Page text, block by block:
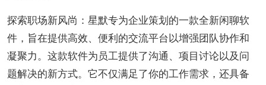
探索职场新风尚：星默专为企业策划的一款全新闲聊软
件，旨在提供高效、便利的交流平台以增强团队协作和
凝聚力。这款软件为员工提供了沟通、项目讨论以及问
题解决的新方式。它不仅满足了你的工作需求，还具备